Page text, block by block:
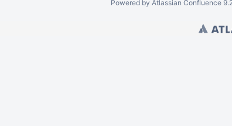
Powered by Atlassian Confluence